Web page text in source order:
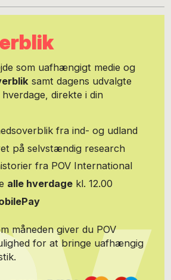
Anders Dahl-Nielsen, Thomas Evers
som uafhængigt medie og
samt dagens udvalgte
direkte i din
fra ind- og udland
på selvstændig research
fra POV International
alle hverdage kl. 12.00
måneden giver du POV
for at bringe uafhængig